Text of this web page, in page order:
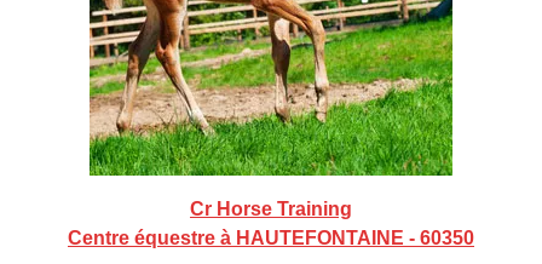
Cr Horse Training
Centre équestre à HAUTEFONTAINE - 60350